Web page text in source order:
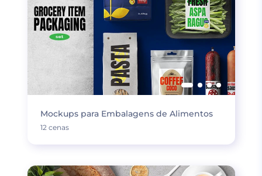
Mockups para Embalagens de Alimentos
12 cenas